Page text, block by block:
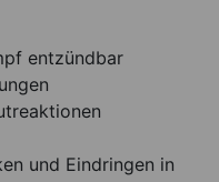
entzündbar
und Eindringen in